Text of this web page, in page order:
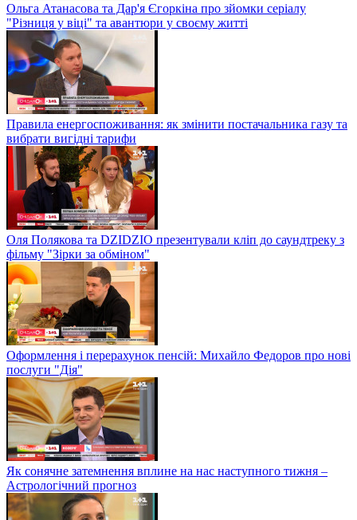
Ольга Атанасова та Дар'я Єгоркіна про зйомки серіалу
"Різниця у віці" та авантюри у своєму житті
Правила енергоспоживання: як змінити постачальника газу та
вибрати вигідні тарифи
Оля Полякова та DZIDZIO презентували кліп до саундтреку з
фільму "Зірки за обміном"
Оформлення і перерахунок пенсій: Михайло Федоров про нові
послуги "Дія"
Як сонячне затемнення вплине на нас наступного тижня –
Астрологічний прогноз